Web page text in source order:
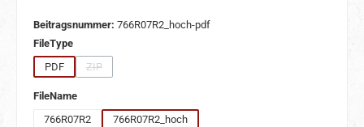
Beitragsnummer: 766R07R2_hoch-pdf
FileTypeauswählen
PDF
ZIP
(Diese Option ist zurzeit nicht verfügbar.)
FileNameauswählen
766R07R2
766R07R2_hoch